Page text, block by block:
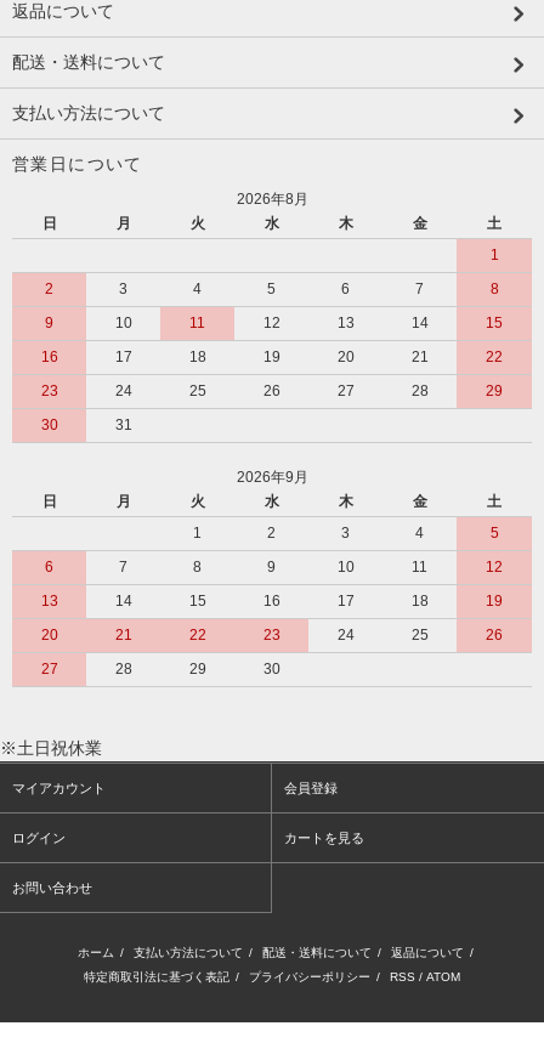
返品について
配送・送料について
支払い方法について
営業日について
2026年8月
日
月 火 水 木 金
土
1
2
3 4 5 6 7
8
9
10 11 12 13 14
15
16
17 18 19 20 21
22
23
24 25 26 27 28
29
30
31
2026年9月
日
月 火 水 木 金
土
1
2 3 4
5
6
7 8 9 10 11
12
13
14 15 16 17 18
19
20
21 22 23 24 25
26
27
28 29 30
※土日祝休業
マイアカウント 会員登録
ログイン カートを見る
お問い合わせ
ホーム / 支払い方法について / 配送・送料について / 返品について /
特定商取引法に基づく表記 / プライバシーポリシー / RSS / ATOM